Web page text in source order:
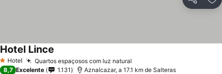
Partilhar
1 Estrelas
Hotel Quartos espaçosos com luz natural
Hotel Lince
8,7 Excelente 1.131 Aznalcazar, a 17.1 km de Salteras